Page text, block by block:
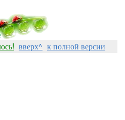
вверх^ к полной версии